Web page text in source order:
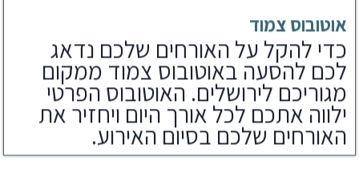
אוטובוס צמוד
כדי להקל על האורחים שלכם נדאג
לכם להסעה באוטובוס צמוד ממקום
מגוריכם לירושלים. האוטובוס הפרטי
ילווה אתכם לכל אורך היום ויחזיר את
האורחים שלכם בסיום האירוע.